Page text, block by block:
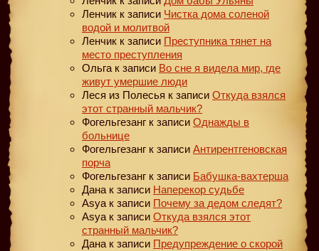
Ленчик к записи Чистка дома соленой
водой и молитвой
Ленчик к записи Преступника тянет на
место преступления
Ольга к записи Во сне я видела мир, где
живут умершие люди
Леся из Полесья к записи Откуда взялся
этот странный мальчик?
Фогельгезанг к записи Однажды в
больнице
Фогельгезанг к записи Антирентгеновская
порча
Фогельгезанг к записи Бабушка-вахтерша
Дана к записи Наперекор судьбе
Asya к записи Почему за дедом следят?
Asya к записи Откуда взялся этот
странный мальчик?
Дана к записи Предупреждение о скорой